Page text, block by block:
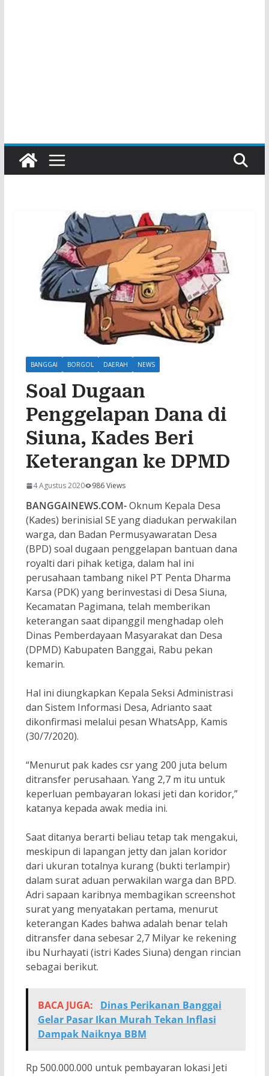
BANGGAI BORGOL DAERAH NEWS
Soal Dugaan
Penggelapan Dana di
Siuna, Kades Beri
Keterangan ke DPMD
4 Agustus 2020 986 Views
BANGGAINEWS.COM-Oknum Kepala Desa
(Kades) berinisial SE yang diadukan perwakilan
warga, dan Badan Permusyawaratan Desa
(BPD) soal dugaan penggelapan bantuan dana
royalti dari pihak ketiga, dalam hal ini
perusahaan tambang nikel PT Penta Dharma
Karsa (PDK) yang berinvestasi di Desa Siuna,
Kecamatan Pagimana, telah memberikan
keterangan saat dipanggil menghadap oleh
Dinas Pemberdayaan Masyarakat dan Desa
(DPMD) Kabupaten Banggai, Rabu pekan
kemarin.
Hal ini diungkapkan Kepala Seksi Administrasi
dan Sistem Informasi Desa, Adrianto saat
dikonfirmasi melalui pesan WhatsApp, Kamis
(30/7/2020).
“Menurut pak kades csr yang 200 juta belum
ditransfer perusahaan. Yang 2,7 m itu untuk
keperluan pembayaran lokasi jeti dan koridor,”
katanya kepada awak media ini.
Saat ditanya berarti beliau tetap tak mengakui,
meskipun di lapangan jetty dan jalan koridor
dari ukuran totalnya kurang (bukti terlampir)
dalam surat aduan perwakilan warga dan BPD.
Adri sapaan karibnya membagikan screenshot
surat yang menyatakan pertama, menurut
keterangan Kades bahwa adalah benar telah
ditransfer dana sebesar 2,7 Milyar ke rekening
ibu Nurhayati (istri Kades Siuna) dengan rincian
sebagai berikut.
BACA JUGA:
Dinas Perikanan Banggai
Gelar Pasar Ikan Murah Tekan Inflasi
Dampak Naiknya BBM
Rp 500.000.000 untuk pembayaran lokasi Jeti